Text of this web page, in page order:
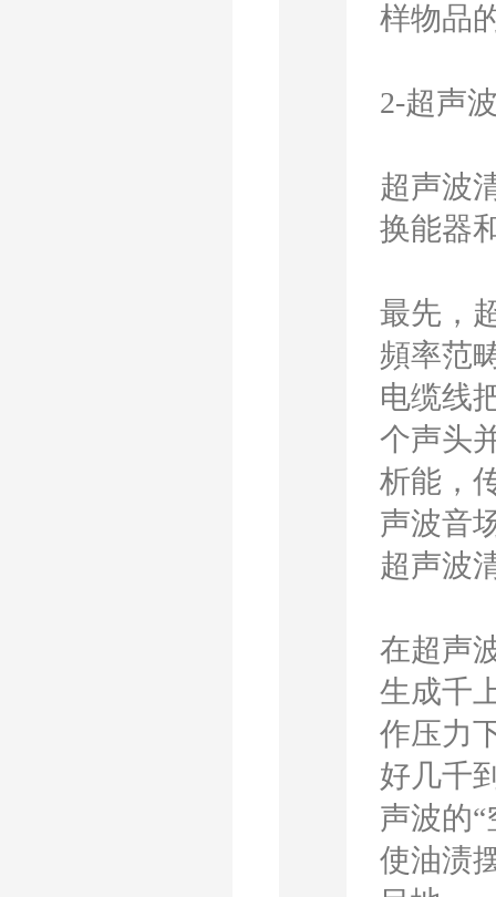
样物品
2-超声
超声波
换能器
最先，
頻率范
电缆线
个声头
析能，
声波音
超声波
在超声
生成千
作压力
好几千
声波的
使油渍